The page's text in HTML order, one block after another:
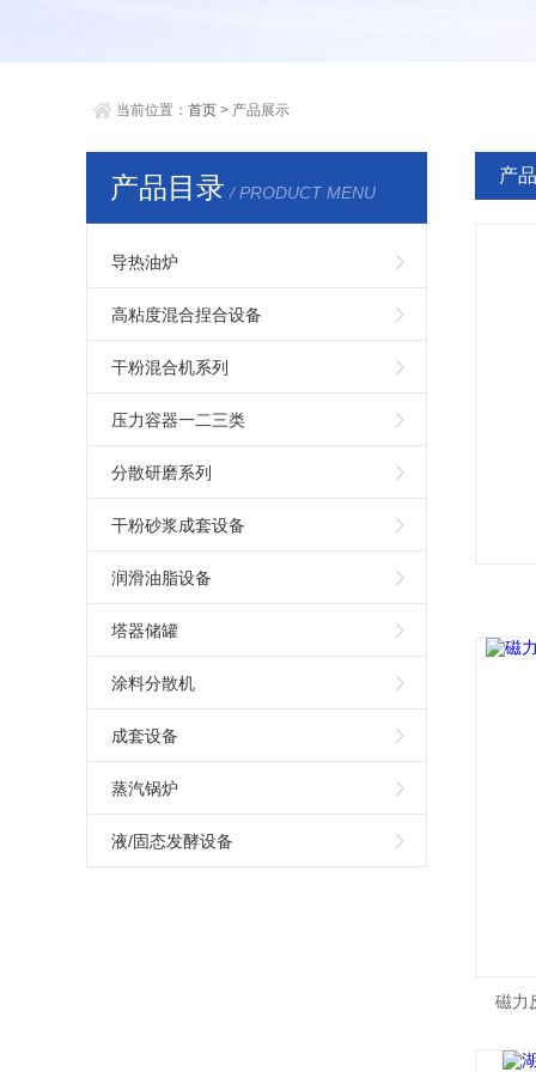
当前位置： 首页 > 产品展示
产品目录 / PRODUCT MENU
导热油炉
高粘度混合捏合设备
干粉混合机系列
压力容器一二三类
分散研磨系列
干粉砂浆成套设备
润滑油脂设备
塔器储罐
涂料分散机
成套设备
蒸汽锅炉
液/固态发酵设备
产
磁力